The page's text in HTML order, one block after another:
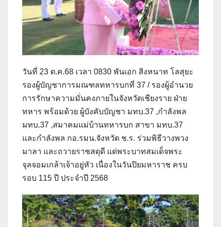
วันที่ 23 ต.ค.68 เวลา 0830 พันเอก สิงหนาท โลสุยะ
รองผู้บัญชาการมณฑลทหารบกที่ 37 / รองผู้อำนวย
การรักษาความมั่นคงภายในจังหวัดเชียงราย ฝ่าย
ทหาร พร้อมด้วย ผู้บังคับบัญชา มทบ.37 ,กำลังพล
มทบ.37 ,สมาคมแม่บ้านทหารบก สาขา มทบ.37
และกำลังพล กอ.รมน.จังหวัด ช.ร. ร่วมพิธีวางพวง
มาลา และถวายราชสดุดี แด่พระบาทสมเด็จพระ
จุลจอมเกล้าเจ้าอยู่หัว เนื่องในวันปิยมหาราช ครบ
รอบ 115 ปี ประจำปี 2568